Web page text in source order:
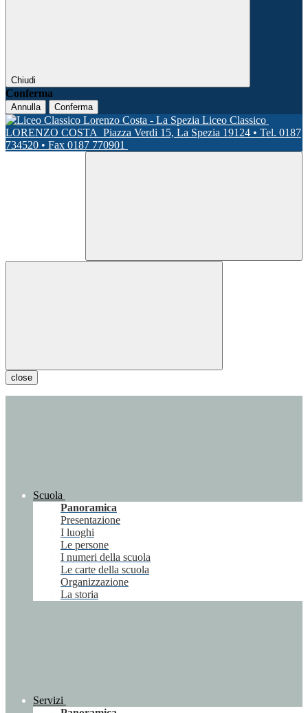
Chiudi
Conferma
Annulla Conferma
Liceo Classico
LORENZO COSTA Piazza Verdi 15, La Spezia 19124 • Tel. 0187
734520 • Fax 0187 770901
close
Scuola
Panoramica
Presentazione
I luoghi
Le persone
I numeri della scuola
Le carte della scuola
Organizzazione
La storia
Servizi